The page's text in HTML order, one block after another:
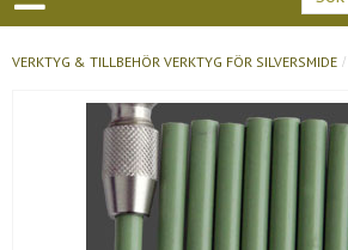
VERKTYG & TILLBEHÖR VERKTYG FÖR SILVERSMIDE